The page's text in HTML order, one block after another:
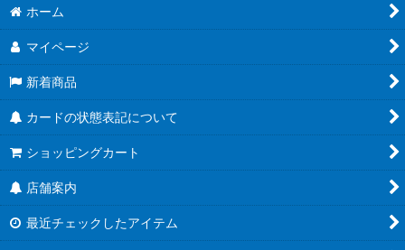
ホーム
マイページ
新着商品
カードの状態表記について
ショッピングカート
店舗案内
最近チェックしたアイテム